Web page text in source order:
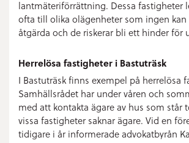
lantmäteriförrättning. Dessa fastigheter
ofta till olika olägenheter som ingen kan
åtgärda och de riskerar bli ett hinder för
Herrelösa fastigheter i Bastuträsk
I Bastuträsk finns exempel på herrelösa
Samhällsrådet har under våren och
med att kontakta ägare av hus som står
vissa fastigheter saknar ägare. Vid en
tidigare i år informerade advokatbyrån